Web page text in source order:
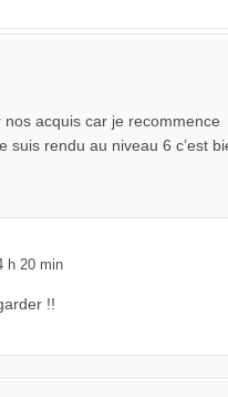
acquis car je recommence
suis rendu au niveau 6 c’est
h 20 min
!!